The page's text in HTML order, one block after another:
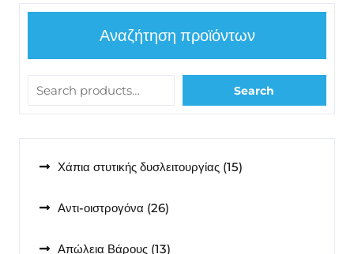
Αναζήτηση προϊόντων
Search
Χάπια στυτικής δυσλειτουργίας 1515
Αντι-οιστρογόνα 2626
Απώλεια Βάρους 1313